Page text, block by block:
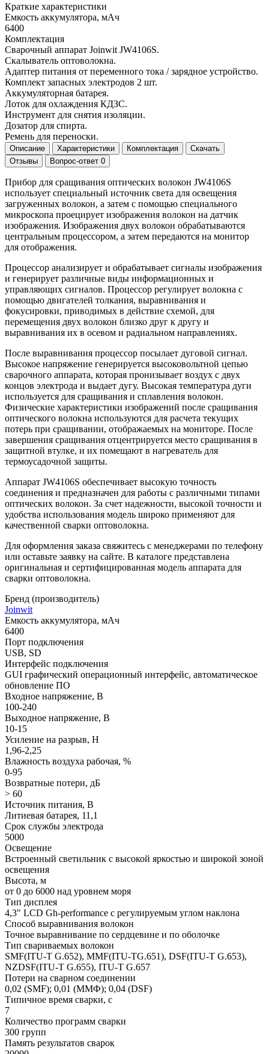
Краткие характеристики
Емкость аккумулятора, мАч
6400
Комплектация
Сварочный аппарат Joinwit JW4106S.
Скалыватель оптоволокна.
Адаптер питания от переменного тока / зарядное устройство.
Комплект запасных электродов 2 шт.
Аккумуляторная батарея.
Лоток для охлаждения КДЗС.
Инструмент для снятия изоляции.
Дозатор для спирта.
Ремень для переноски.
Описание Характеристики Комплектация
Скачать
Отзывы
Вопрос-ответ 0
Прибор для сращивания оптических волокон JW4106S
использует специальный источник света для освещения
загруженных волокон, а затем с помощью специального
микроскопа проецирует изображения волокон на датчик
изображения. Изображения двух волокон обрабатываются
центральным процессором, а затем передаются на монитор
для отображения.
Процессор анализирует и обрабатывает сигналы изображения
и генерирует различные виды информационных и
управляющих сигналов. Процессор регулирует волокна с
помощью двигателей толкания, выравнивания и
фокусировки, приводимых в действие схемой, для
перемещения двух волокон близко друг к другу и
выравнивания их в осевом и радиальном направлениях.
После выравнивания процессор посылает дуговой сигнал.
Высокое напряжение генерируется высоковольтной цепью
сварочного аппарата, которая пронизывает воздух с двух
концов электрода и выдает дугу. Высокая температура дуги
используется для сращивания и сплавления волокон.
Физические характеристики изображений после сращивания
оптического волокна используются для расчета текущих
потерь при сращивании, отображаемых на мониторе. После
завершения сращивания отцентрируется место сращивания в
защитной втулке, и их помещают в нагреватель для
термоусадочной защиты.
Аппарат JW4106S обеспечивает высокую точность
соединения и предназначен для работы с различными типами
оптических волокон. За счет надежности, высокой точности и
удобства использования модель широко применяют для
качественной сварки оптоволокна.
Для оформления заказа свяжитесь с менеджерами по телефону
или оставьте заявку на сайте. В каталоге представлена
оригинальная и сертифицированная модель аппарата для
сварки оптоволокна.
Бренд (производитель)
Joinwit
Емкость аккумулятора, мАч
6400
Порт подключения
USB, SD
Интерфейс подключения
GUI графический операционный интерфейс, автоматическое
обновление ПО
Входное напряжение, В
100-240
Выходное напряжение, В
10-15
Усиление на разрыв, H
1,96-2,25
Влажность воздуха рабочая, %
0-95
Возвратные потери, дБ
> 60
Источник питания, В
Литиевая батарея, 11,1
Срок службы электрода
5000
Освещение
Встроенный светильник с высокой яркостью и широкой зоной
освещения
Высота, м
от 0 до 6000 над уровнем моря
Тип дисплея
4,3" LCD Gh-performance с регулируемым углом наклона
Способ выравнивания волокон
Точное выравнивание по сердцевине и по оболочке
Тип свариваемых волокон
SMF(ITU-T G.652), MMF(ITU-TG.651), DSF(ITU-T G.653),
NZDSF(ITU-T G.655), ITU-T G.657
Потери на сварном соединении
0,02 (SMF); 0,01 (ММФ); 0,04 (DSF)
Типичное время сварки, с
7
Количество программ сварки
300 групп
Память результатов сварок